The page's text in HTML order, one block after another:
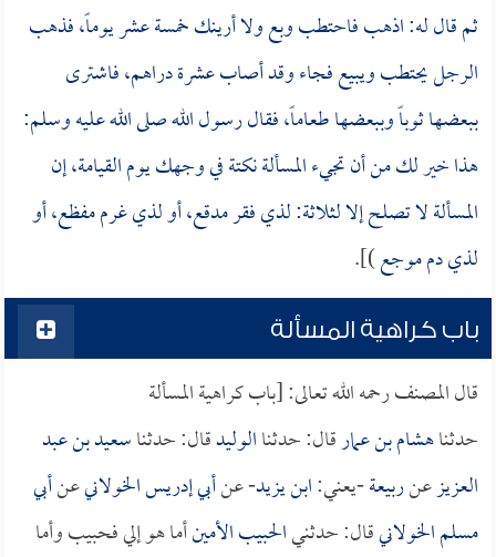
ثم قال له: اذهب فاحتطب وبع ولا أرينك خمسة عشر يوماً، فذهب
الرجل يحتطب ويبيع فجاء وقد أصاب عشرة دراهم، فاشترى
ببعضها ثوباً وببعضها طعاماً، فقال رسول الله صلى الله عليه وسلم:
هذا خير لك من أن تجيء المسألة نكتة في وجهك يوم القيامة، إن
المسألة لا تصلح إلا لثلاثة: لذي فقر مدقع، أو لذي غرم مفظع، أو
لذي دم موجع)].
باب كراهية المسألة
قال المصنف رحمه الله تعالى: [باب كراهية المسألة
حدثناهشام بن عمارقال: حدثناالوليدقال: حدثناسعيد بن عبد
العزيزعنربيعة-يعني:ابن يزيد- عنأبي إدريس الخولانيعنأبي
مسلم الخولانيقال: حدثنيالحبيب الأمينأما هو إلي فحبيب وأما